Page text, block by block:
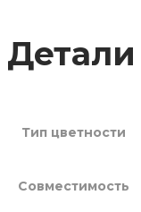
Детали
Тип цветности
Совместимость